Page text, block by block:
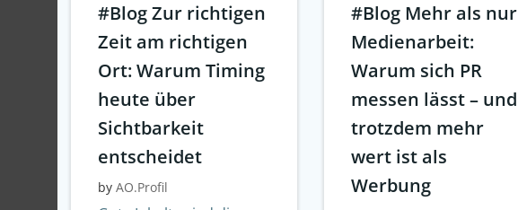
#Blog Zur richtigen
Zeit am richtigen
Ort: Warum Timing
heute über
Sichtbarkeit
entscheidet
by AO.Profil
#Blog Mehr als nur
Medienarbeit:
Warum sich PR
messen lässt – und
trotzdem mehr
wert ist als
Werbung